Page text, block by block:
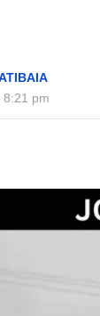
8:21 pm